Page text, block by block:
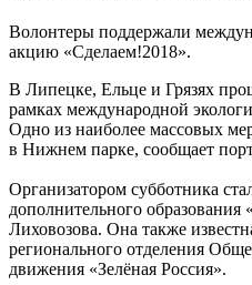
Волонтеры поддержали
акцию «Сделаем!2018».
В Липецке, Ельце и Грязях
рамках международной
Одно из наиболее массовых
в Нижнем парке, сообщает
Организатором субботника
дополнительного
Лиховозова. Она также
регионального отделения
движения «Зелёная Россия».